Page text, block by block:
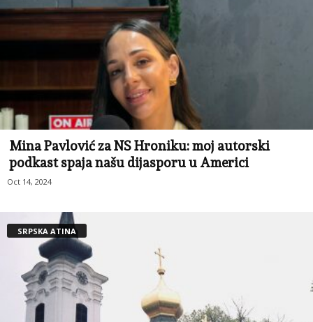
Mina Pavlović za NS Hroniku: moj autorski
podkast spaja našu dijasporu u Americi
Oct 14, 2024
SRPSKA ATINA